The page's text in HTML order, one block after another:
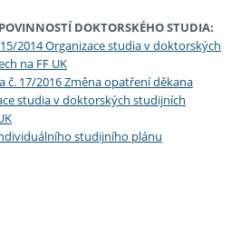
DOKTORSKÉHO STUDIA:
2014 Organizace studia v doktorských
na FF UK
č. 17/2016 Změna opatření děkana
studia v doktorských studijních
studijního plánu